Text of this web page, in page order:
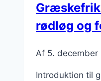
rødløg og
Af 5. december
Introduktion til